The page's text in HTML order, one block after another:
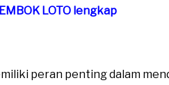
LOTO lengkap
peran penting dalam